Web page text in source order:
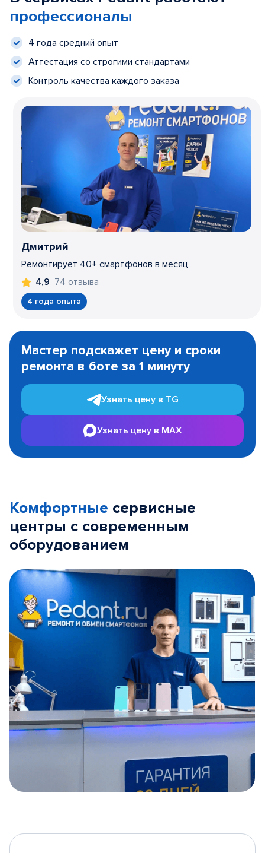
профессионалы
4 года средний опыт
Аттестация со строгими стандартами
Контроль качества каждого заказа
Дмитрий
Ремонтирует 40+ смартфонов в месяц
4,9 74 отзыва
4 года опыта
1
Мастер подскажет цену и сроки
ремонта в боте за 1 минуту
Узнать цену в TG
Узнать цену в MAX
Комфортные сервисные
центры с современным
оборудованием
5